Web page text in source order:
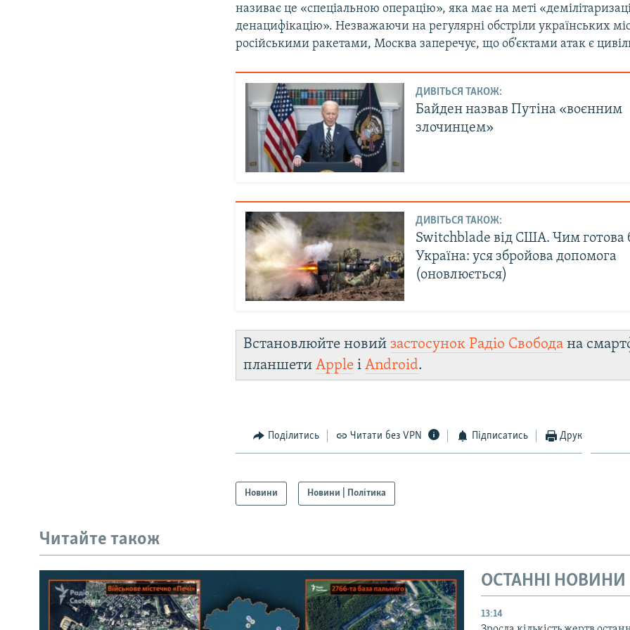
називає це «спеціальною операцію», яка має на меті
денацифікацію». Незважаючи на регулярні обстріли українських
російськими ракетами, Москва заперечує, що об’єктами атак є
ДИВІТЬСЯ ТАКОЖ:
Байден назвав Путіна «воєнним
злочинцем»
ДИВІТЬСЯ ТАКОЖ:
Switchblade від США. Чим готова
Україна: уся збройова допомога
(оновлюється)
Встановлюйте новийзастосунок Радіо Свобода на
планшетиApple іAndroid.
Поділитись Читати без VPN Підписатись Друк
Новини Новини | Політика
Читайте також
ОСТАННІ НОВИНИ
13:14